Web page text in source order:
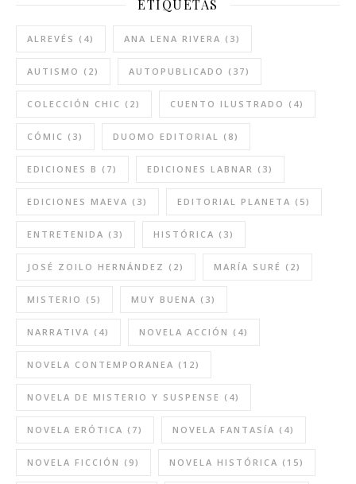
ETIQUETAS
ALREVÉS (4) ANA LENA RIVERA (3)
AUTISMO (2) AUTOPUBLICADO (37)
COLECCIÓN CHIC (2) CUENTO ILUSTRADO (4)
CÓMIC (3) DUOMO EDITORIAL (8)
EDICIONES B (7) EDICIONES LABNAR (3)
EDICIONES MAEVA (3) EDITORIAL PLANETA (5)
ENTRETENIDA (3) HISTÓRICA (3)
JOSÉ ZOILO HERNÁNDEZ (2) MARÍA SURÉ (2)
MISTERIO (5) MUY BUENA (3)
NARRATIVA (4) NOVELA ACCIÓN (4)
NOVELA CONTEMPORANEA (12)
NOVELA DE MISTERIO Y SUSPENSE (4)
NOVELA ERÓTICA (7) NOVELA FANTASÍA (4)
NOVELA FICCIÓN (9) NOVELA HISTÓRICA (15)